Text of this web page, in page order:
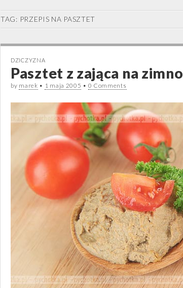
TAG: PRZEPIS NA PASZTET
DZICZYZNA
Pasztet z zająca na zimno
by marek • 1 maja 2005 • 0 Comments